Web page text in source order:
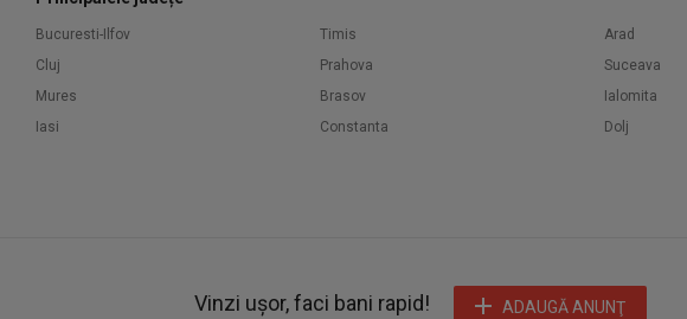
Bucuresti-Ilfov
Cluj
Mures
Iasi
Timis
Prahova
Brasov
Constanta
Arad
Suceava
Ialomita
Dolj
Vinzi ușor, faci bani rapid! ADAUGĂ ANUNŢ